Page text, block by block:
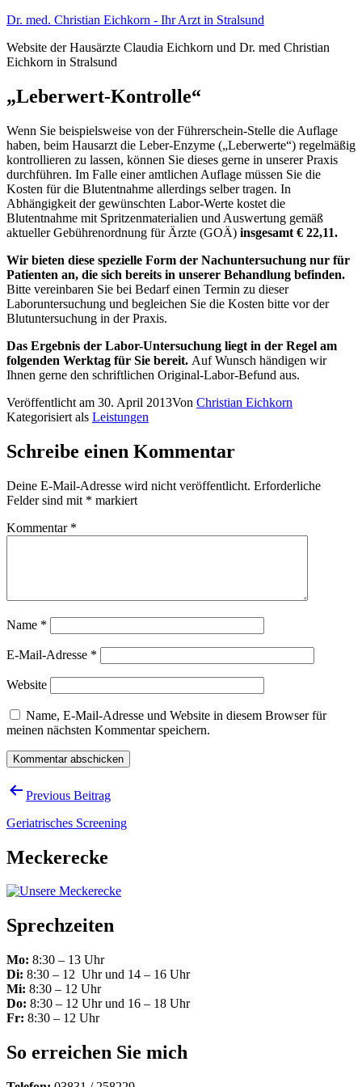
Zum
springen
Dr. med. Christian Eichkorn - Ihr Arzt in Stralsund
Website der Hausärzte Claudia Eichkorn und Dr. med Christian
Eichkorn in Stralsund
„Leberwert-Kontrolle“
Wenn Sie beispielsweise von der Führerschein-Stelle die Auflage
haben, beim Hausarzt die Leber-Enzyme („Leberwerte“) regelmäßig
kontrollieren zu lassen, können Sie dieses gerne in unserer Praxis
durchführen. Im Falle einer amtlichen Auflage müssen Sie die
Kosten für die Blutentnahme allerdings selber tragen. In
Abhängigkeit der gewünschten Labor-Werte kostet die
Blutentnahme mit Spritzenmaterialien und Auswertung gemäß
aktueller Gebührenordnung für Ärzte (GOÄ) insgesamt € 22,11.
Wir bieten diese spezielle Form der Nachuntersuchung nur für
Patienten an, die sich bereits in unserer Behandlung befinden.
Bitte vereinbaren Sie bei Bedarf einen Termin zu dieser
Laboruntersuchung und begleichen Sie die Kosten bitte vor der
Blutuntersuchung in der Praxis.
Das Ergebnis der Labor-Untersuchung liegt in der Regel am
folgenden Werktag für Sie bereit. Auf Wunsch händigen wir
Ihnen gerne den schriftlichen Original-Labor-Befund aus.
Veröffentlicht am 30. April 2013Von Christian Eichkorn
Kategorisiert als Leistungen
Schreibe einen Kommentar
Deine E-Mail-Adresse wird nicht veröffentlicht. Erforderliche
Felder sind mit * markiert
Kommentar *
Name *
E-Mail-Adresse *
Website
Name, E-Mail-Adresse und Website in diesem Browser für
meinen nächsten Kommentar speichern.
Beitragsnavigation
Previous Beitrag
Geriatrisches Screening
Meckerecke
Sprechzeiten
Mo: 8:30 – 13 Uhr
Di: 8:30 – 12 Uhr und 14 – 16 Uhr
Mi: 8:30 – 12 Uhr
Do: 8:30 – 12 Uhr und 16 – 18 Uhr
Fr: 8:30 – 12 Uhr
So erreichen Sie mich